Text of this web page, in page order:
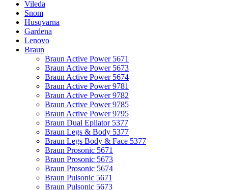
Vileda
Snom
Husqvarna
Gardena
Lenovo
Braun
Braun Active Power 5671
Braun Active Power 5673
Braun Active Power 5674
Braun Active Power 9781
Braun Active Power 9782
Braun Active Power 9785
Braun Active Power 9795
Braun Dual Epilator 5377
Braun Legs & Body 5377
Braun Legs Body & Face 5377
Braun Prosonic 5671
Braun Prosonic 5673
Braun Prosonic 5674
Braun Pulsonic 5671
Braun Pulsonic 5673